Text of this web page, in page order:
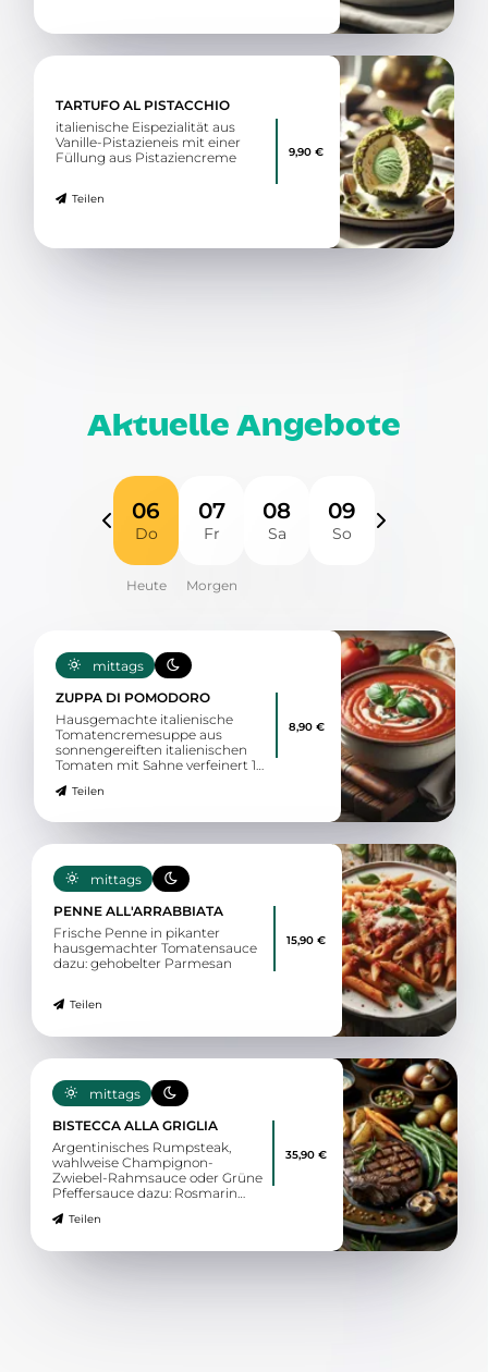
TARTUFO AL PISTACCHIO
italienische Eispezialität aus
Vanille-Pistazieneis mit einer
Füllung aus Pistaziencreme
Teilen
9,90 €
Aktuelle Angebote
06
Do
07
Fr
08
Sa
09
So
mittags
ZUPPA DI POMODORO
Hausgemachte italienische
Tomatencremesuppe aus
sonnengereiften italienischen
Tomaten mit Sahne verfeinert 1
Teilen
8,90 €
mittags
PENNE ALL'ARRABBIATA
Frische Penne in pikanter
hausgemachter Tomatensauce
dazu: gehobelter Parmesan
Teilen
15,90 €
mittags
BISTECCA ALLA GRIGLIA
Argentinisches Rumpsteak,
wahlweise Champignon-
Zwiebel-Rahmsauce oder Grüne
Pfeffersauce dazu: Rosmarin
Saisongemüse
Teilen
35,90 €